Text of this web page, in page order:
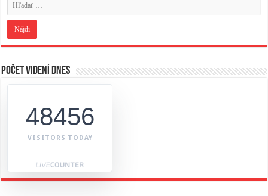
Počet videní dnes
48456
VISITORS TODAY